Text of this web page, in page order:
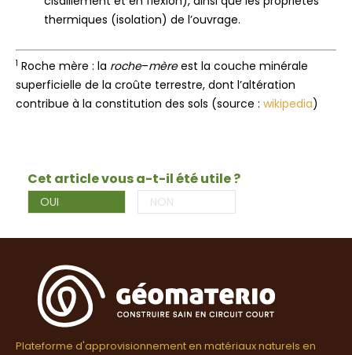
thermiques (isolation) de l’ouvrage.
1 Roche mère : la roche–mèreest la couche minérale
superficielle de la croûte terrestre, dont l’altération
contribue à la constitution des sols (source : wikipedia)
Cet article vous a-t-il été utile ?
OUI NON
Plateforme d'approvisionnement en matériaux naturels en